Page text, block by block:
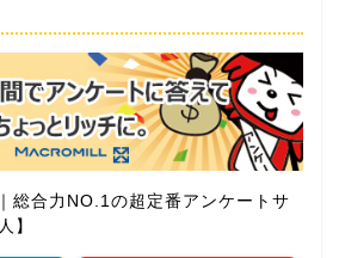
総合力NO.1の超定番アンケートサ
】